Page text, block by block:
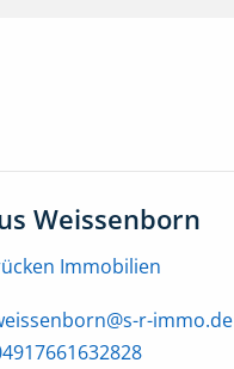
Weissenborn
Immobilien
r-immo.de